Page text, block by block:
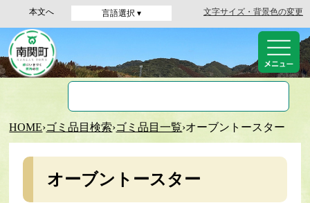
本文へ 言語選択 ▾ 文字サイズ・背景色の変更
HOME›ゴミ品目検索›ゴミ品目一覧›オーブントースター
オーブントースター